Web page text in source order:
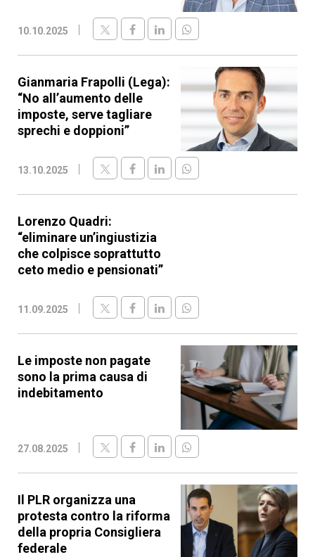
10.10.2025
Gianmaria Frapolli (Lega):
“No all’aumento delle
imposte, serve tagliare
sprechi e doppioni”
13.10.2025
Lorenzo Quadri:
“eliminare un’ingiustizia
che colpisce soprattutto
ceto medio e pensionati”
11.09.2025
Le imposte non pagate
sono la prima causa di
indebitamento
27.08.2025
Il PLR organizza una
protesta contro la riforma
della propria Consigliera
federale